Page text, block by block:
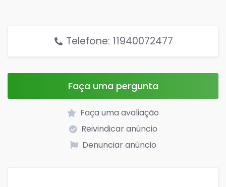
Telefone: 11940072477
Faça uma pergunta
Faça uma avaliação
Reivindicar anúncio
Denunciar anúncio